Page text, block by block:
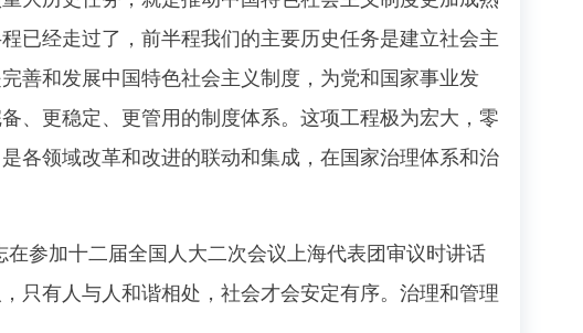
已经走过了，前半程我们的主要历史任务是建立社会主
善和发展中国特色社会主义制度，为党和国家事业发
、更稳定、更管用的制度体系。这项工程极为宏大，零
各领域改革和改进的联动和集成，在国家治理体系和治
参加十二届全国人大二次会议上海代表团审议时讲话
只有人与人和谐相处，社会才会安定有序。治理和管理